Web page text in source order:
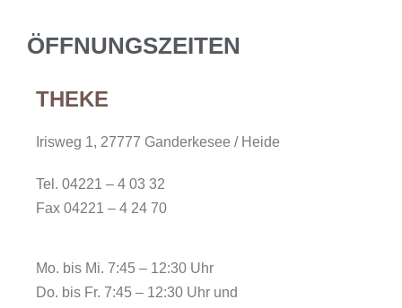
ÖFFNUNGSZEITEN
THEKE
Irisweg 1, 27777 Ganderkesee / Heide
Tel. 04221 – 4 03 32
Fax 04221 – 4 24 70
Mo. bis Mi. 7:45 – 12:30 Uhr
Do. bis Fr. 7:45 – 12:30 Uhr und